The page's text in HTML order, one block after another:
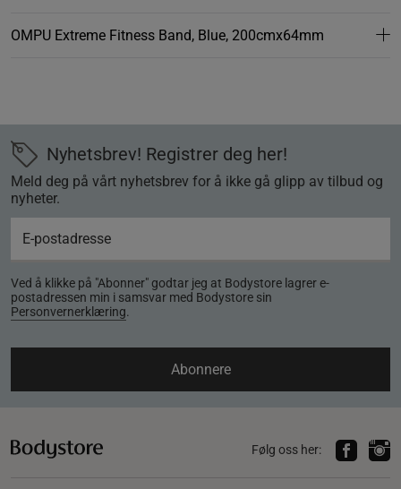
OMPU Extreme Fitness Band, Blue, 200cmx64mm
Nyhetsbrev! Registrer deg her!
Meld deg på vårt nyhetsbrev for å ikke gå glipp av tilbud og
nyheter.
Ved å klikke på "Abonner" godtar jeg at Bodystore lagrer e-
postadressen min i samsvar med Bodystore sin
Personvernerklæring.
Abonnere
Følg oss her: